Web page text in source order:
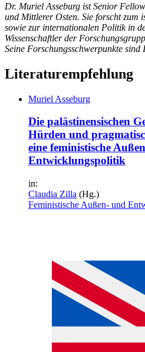
Dr. Muriel Asseburg ist Senior
und Mittlerer Osten. Sie forscht zum
sowie zur internationalen Politik in
Wissenschaftler der
Seine Forschungsschwerpunkte
Literaturempfehlung
Muriel Asseburg
Die palästinensischen
Hürden und
eine feministische
Entwicklungspolitik
in:
Claudia Zilla (Hg.)
Feministische Außen- und